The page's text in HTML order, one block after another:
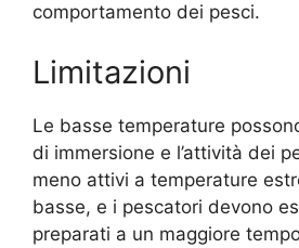
comportamento dei pesci.
Limitazioni
Le basse temperature
di immersione e l’attività dei
meno attivi a temperature
basse, e i pescatori devono
preparati a un maggiore